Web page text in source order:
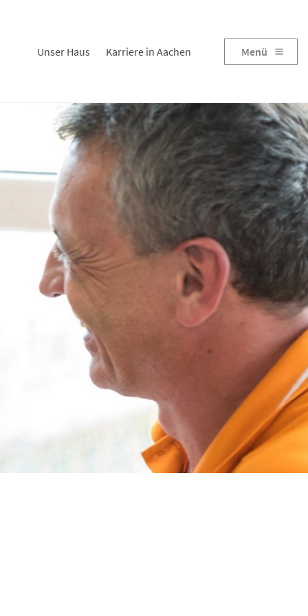
Unser Haus Karriere in Aachen Menü